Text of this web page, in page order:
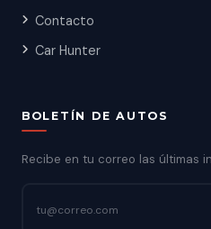
Contacto
Car Hunter
BOLETÍN DE AUTOS
Recibe en tu correo las últimas